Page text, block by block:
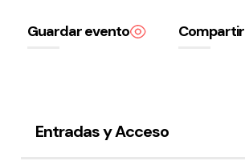
Actualidad
Guardar evento Compartir
Entradas y Acceso